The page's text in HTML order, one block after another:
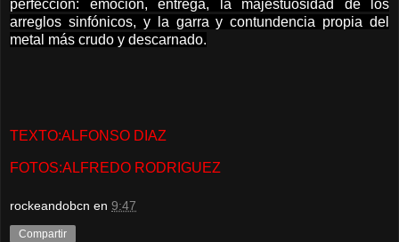
perfección: emoción, entrega, la majestuosidad de los
arreglos sinfónicos, y la garra y contundencia propia del
metal más crudo y descarnado.
TEXTO:ALFONSO DIAZ
FOTOS:ALFREDO RODRIGUEZ
rockeandobcn en 9:47
Compartir